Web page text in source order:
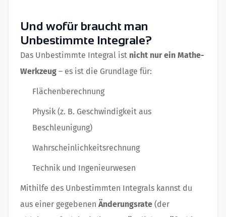
Und wofür braucht man
Unbestimmte Integrale?
Das Unbestimmte Integral ist nicht nur ein Mathe-
Werkzeug – es ist die Grundlage für:
Flächenberechnung
Physik (z. B. Geschwindigkeit aus
Beschleunigung)
Wahrscheinlichkeitsrechnung
Technik und Ingenieurwesen
Mithilfe des Unbestimmten Integrals kannst du
aus einer gegebenen Änderungsrate (der